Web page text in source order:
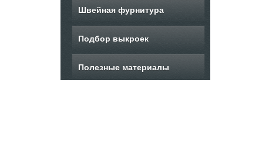
Швейная фурнитура
Подбор выкроек
Полезные материалы